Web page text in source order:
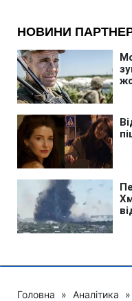
Головна » Аналітика »